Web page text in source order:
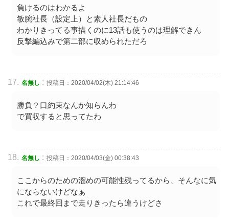
負けるのはわかるよ
敏腕社長（設定上）と素人社長だもの
わかりきってる事描くのに13話も使うのは理解できん
反撃編込みで第二部に収められただろ
名無し : 投稿日：2020/04/02(木) 21:14:46
勝負？口約束なんか知らんわ
で買収すると思ってたわ
名無し : 投稿日：2020/04/03(金) 00:38:43
ここからのための溜めの可能性残ってるから、そんなに気
にならないけどなぁ
これで最終回まで走りきったら違うけどさ